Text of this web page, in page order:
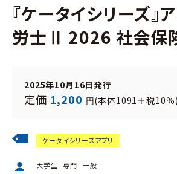
ケータイシリーズアプリ
大学生 専門 一般
『ケータイシリーズ
労士Ⅱ 2026 社会保
2025年10月16日発行
定価 1,200 円(本体1091＋税10％)